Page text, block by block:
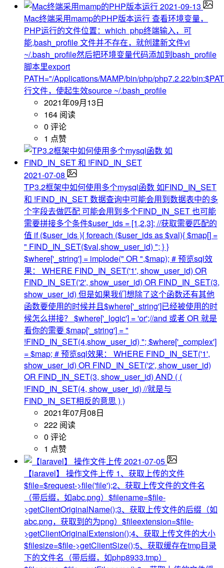
2021-09-13
Mac终端采用mamp的PHP版本运行查看环境变量，
PHP运行的文件位置：which php终端输入，可
能,bash_profile 文件并不存在，就创建新文件vi
~/.bash_profile然后把环境变量代码添加到bash_profile
脚本里export
PATH="/Applications/MAMP/bin/php/php7.2.22/
行文件，使起生效source ~/.bash_profile
2021年09月13日
164 阅读
0 评论
1 点赞
2021-07-08
TP3.2框架中如何使用多个mysql函数 如FIND_IN_SET
和 !FIND_IN_SET数据查询中可能会用到数据表中的多
个字段去做匹配 可能会用到多个FIND_IN_SET 也可能
需要拼接多个条件$user_ids = [1,2,3]; //获取需要匹配的
值 if ($user_ids ){ foreach ($user_ids as $val){ $map[] =
" FIND_IN_SET($val,show_user_id) "; } }
$where['_string'] = implode(" OR ",$map); # 预览sql效
果： WHERE FIND_IN_SET('1', show_user_id) OR
FIND_IN_SET('2', show_user_id) OR FIND_IN_SET(3,
show_user_id) 但是如果我们想除了这个函数还有其他
函数要使用的时候并且$where['_string']已经被使用的时
候怎么拼接？ $where['_logic'] = 'or';//and 或者 OR 就是
看你的需要 $map['_string'] = "
!FIND_IN_SET(4,show_user_id) "; $where['_complex']
= $map; # 预览sql效果： WHERE FIND_IN_SET('1',
show_user_id) OR FIND_IN_SET('2', show_user_id)
OR FIND_IN_SET(3, show_user_id) AND ( (
!FIND_IN_SET(4, show_user_id) //就是与
FIND_IN_SET相反的意思 ) )
2021年07月08日
222 阅读
0 评论
1 点赞
2021-07-05
【laravel】 操作文件上传 1、获取上传的文件
$file=$request->file('file');2、获取上传文件的文件名
（带后缀，如abc.png）$filename=$file-
>getClientOriginalName();3、获取上传文件的后缀（如
abc.png，获取到的为png）$fileextension=$file-
>getClientOriginalExtension();4、获取上传文件的大小
$filesize=$file->getClientSize();5、获取缓存在tmp目录
下的文件名（带后缀，如php8933.tmp）